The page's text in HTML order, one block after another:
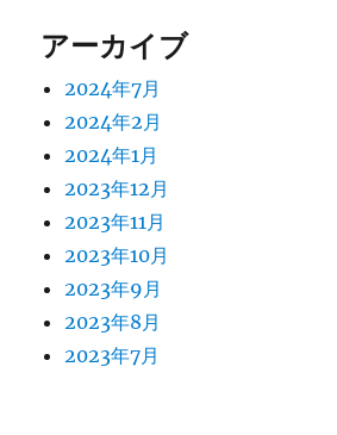
アーカイブ
2024年7月
2024年2月
2024年1月
2023年12月
2023年11月
2023年10月
2023年9月
2023年8月
2023年7月